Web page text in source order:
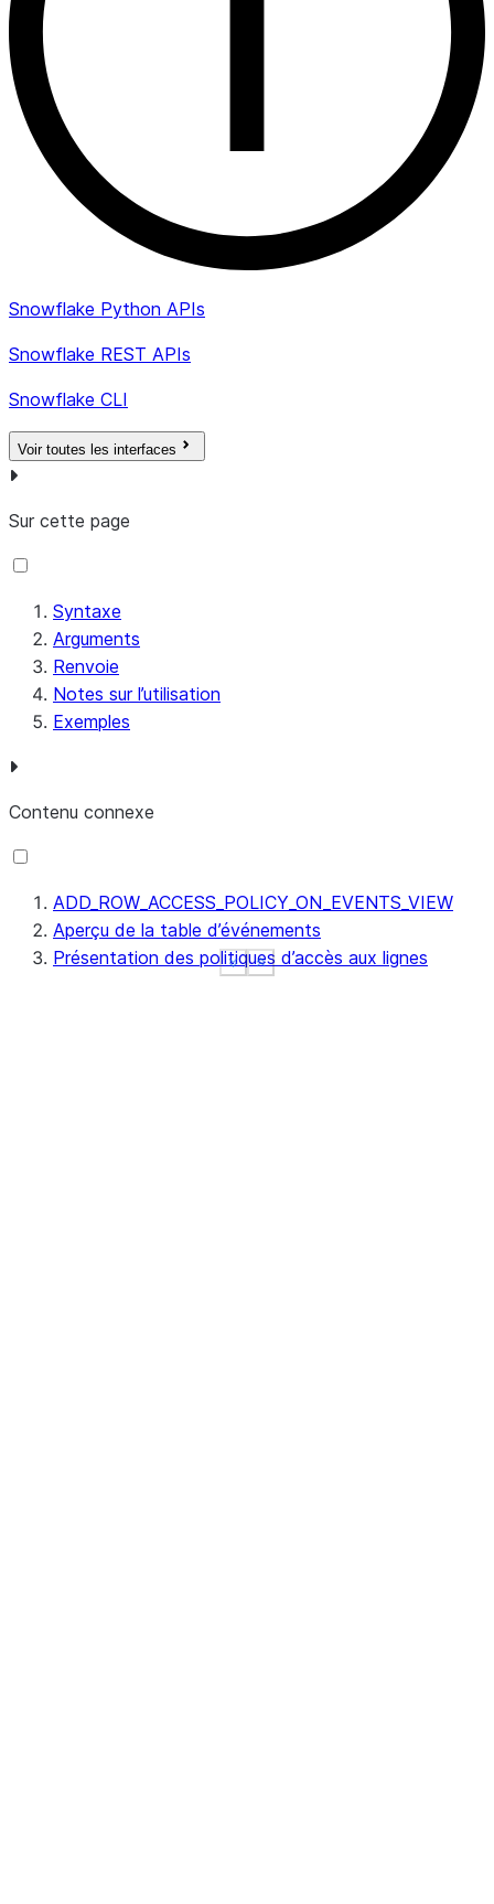
Show less
See more
Show less
See more
Snowflake Python APIs
Snowflake REST APIs
Snowflake CLI
Voir toutes les interfaces
Sur cette page
Syntaxe
Arguments
Renvoie
Notes sur l’utilisation
Exemples
Contenu connexe
ADD_ROW_ACCESS_POLICY_ON_EVENTS_VIEW
Aperçu de la table d’événements
Présentation des politiques d’accès aux lignes